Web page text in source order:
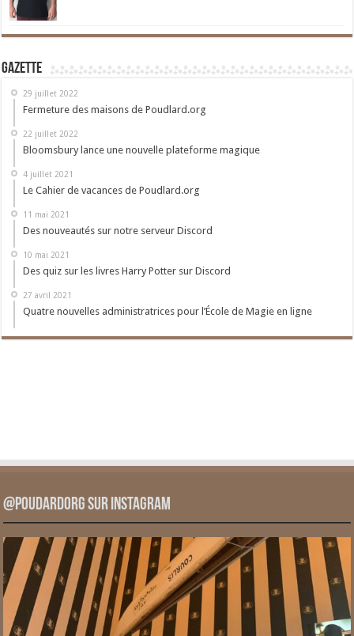
Gazette
29 juillet 2022
Fermeture des maisons de Poudlard.org
22 juillet 2022
Bloomsbury lance une nouvelle plateforme magique
4 juillet 2021
Le Cahier de vacances de Poudlard.org
11 mai 2021
Des nouveautés sur notre serveur Discord
10 mai 2021
Des quiz sur les livres Harry Potter sur Discord
27 avril 2021
Quatre nouvelles administratrices pour l’École de Magie en ligne
@PoudardOrg sur Instagram